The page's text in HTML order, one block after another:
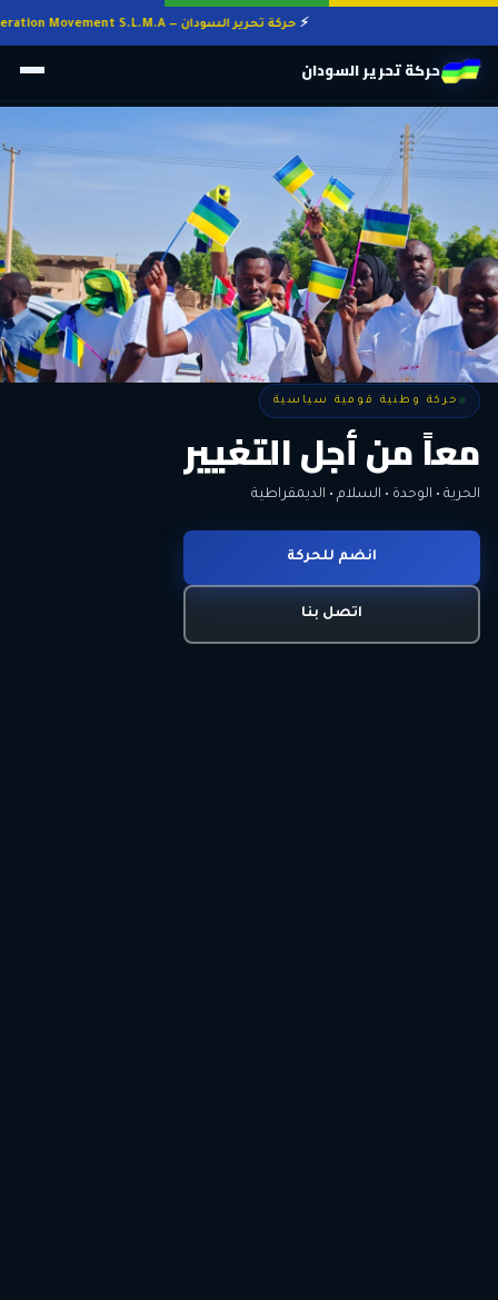
حركة تحرير السودان — Sudan Liberation Movement S.L.M.A
حركة تحرير السودان
حركة وطنية قومية سياسية
وطنٌ لكل أهله
المواطنة هي المعيار الأوحد لنيل الحقوق وأداء الواجبات
تعرّف على الحركة
برنامجنا السياسي
حركة وطنية قومية سياسية
معاً من أجل التغيير
الحرية • الوحدة • السلام • الديمقراطية
انضم للحركة
اتصل بنا